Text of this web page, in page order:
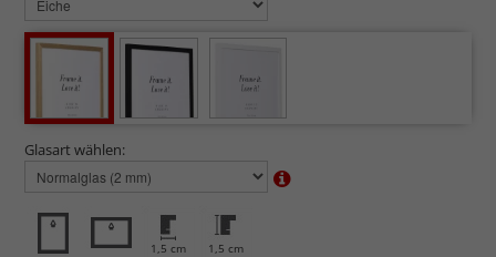
Glasart wählen:
1,5 cm 1,5 cm